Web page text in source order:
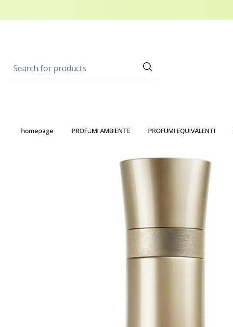
homepage PROFUMI AMBIENTE PROFUMI EQUIVALENTI